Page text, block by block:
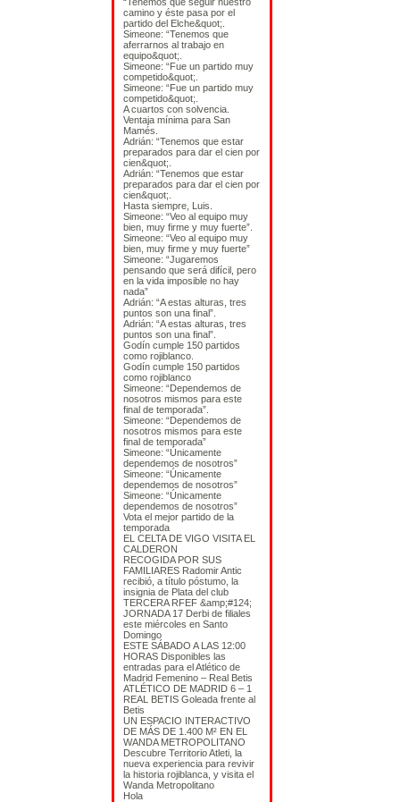
camino y éste pasa por el
partido del Elche&quot;.
Simeone: “Tenemos que
aferrarnos al trabajo en
equipo&quot;.
Simeone: “Fue un partido muy
competido&quot;.
Simeone: “Fue un partido muy
competido&quot;.
A cuartos con solvencia.
Ventaja mínima para San
Mamés.
Adrián: “Tenemos que estar
preparados para dar el cien por
cien&quot;.
Adrián: “Tenemos que estar
preparados para dar el cien por
cien&quot;.
Hasta siempre, Luis.
Simeone: “Veo al equipo muy
bien, muy firme y muy fuerte”.
Simeone: “Veo al equipo muy
bien, muy firme y muy fuerte”
Simeone: “Jugaremos
pensando que será difícil, pero
en la vida imposible no hay
nada”
Adrián: “A estas alturas, tres
puntos son una final”.
Adrián: “A estas alturas, tres
puntos son una final”.
Godín cumple 150 partidos
como rojiblanco.
Godín cumple 150 partidos
como rojiblanco
Simeone: “Dependemos de
nosotros mismos para este
final de temporada”.
Simeone: “Dependemos de
nosotros mismos para este
final de temporada”
Simeone: “Únicamente
dependemos de nosotros”
Simeone: “Únicamente
dependemos de nosotros”
Simeone: “Únicamente
dependemos de nosotros”
Vota el mejor partido de la
temporada
EL CELTA DE VIGO VISITA EL
CALDERON
RECOGIDA POR SUS
FAMILIARES Radomir Antic
recibió, a título póstumo, la
insignia de Plata del club
TERCERA RFEF &amp;#124;
JORNADA 17 Derbi de filiales
este miércoles en Santo
Domingo
ESTE SÁBADO A LAS 12:00
HORAS Disponibles las
entradas para el Atlético de
Madrid Femenino – Real Betis
ATLÉTICO DE MADRID 6 – 1
REAL BETIS Goleada frente al
Betis
UN ESPACIO INTERACTIVO
DE MÁS DE 1.400 M² EN EL
WANDA METROPOLITANO
Descubre Territorio Atleti, la
nueva experiencia para revivir
la historia rojiblanca, y visita el
Wanda Metropolitano
Hola